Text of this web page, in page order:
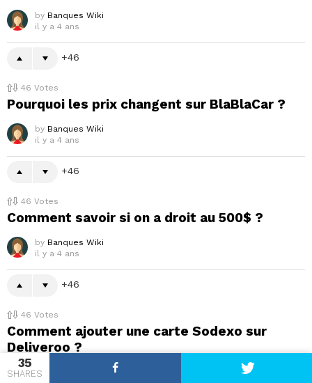
35
SHARES
by Banques Wiki
il y a 4 ans
46
46 Votes
Pourquoi les prix changent sur BlaBlaCar ?
by Banques Wiki
il y a 4 ans
46
46 Votes
Comment savoir si on a droit au 500$ ?
by Banques Wiki
il y a 4 ans
46
46 Votes
Comment ajouter une carte Sodexo sur
Deliveroo ?
by